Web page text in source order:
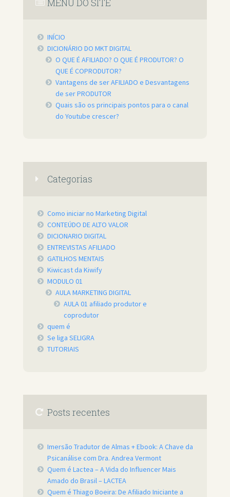
INÍCIO
DICIONÁRIO DO MKT DIGITAL
O QUE É AFILIADO? O QUE É PRODUTOR? O
QUE É COPRODUTOR?
Vantagens de ser AFILIADO e Desvantagens
de ser PRODUTOR
Quais são os principais pontos para o canal
do Youtube crescer?
Categorias
Como iniciar no Marketing Digital
CONTEÚDO DE ALTO VALOR
DICIONARIO DIGITAL
ENTREVISTAS AFILIADO
GATILHOS MENTAIS
Kiwicast da Kiwify
MODULO 01
AULA MARKETING DIGITAL
AULA 01 afiliado produtor e
coprodutor
quem é
Se liga SELIGRA
TUTORIAIS
Posts recentes
Imersão Tradutor de Almas + Ebook: A Chave da
Psicanálise com Dra. Andrea Vermont
Quem é Lactea – A Vida do Influencer Mais
Amado do Brasil – LACTEA
Quem é Thiago Boeira: De Afiliado Iniciante a